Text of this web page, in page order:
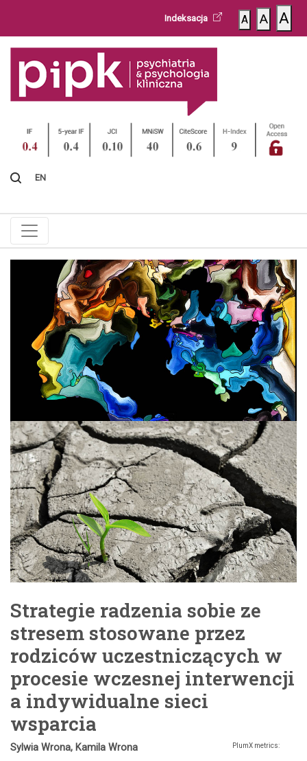
Indeksacja A A A
EN
Strategie radzenia sobie ze
stresem stosowane przez
rodziców uczestniczących w
procesie wczesnej interwencji
a indywidualne sieci
wsparcia
Sylwia Wrona, Kamila Wrona PlumX metrics: